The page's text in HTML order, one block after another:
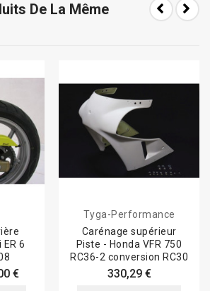
De La Même
6
€
Tyga-Performance
Carénage supérieur
Piste - Honda VFR 750
RC36-2 conversion RC30
330,29 €